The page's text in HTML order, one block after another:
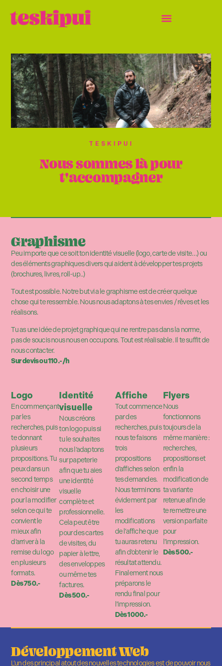
TESKIPUI
Nous sommes là pour
t'accompagner
Graphisme
Peu importe que ce soit ton identité visuelle (logo, carte de visite…) ou
des éléments graphiques divers qui aident à développer tes projets
(brochures, livres, roll-up..)
Tout est possible. Notre but via le graphisme est de créer quelque
chose qui te ressemble. Nous nous adaptons à tes envies / rêves et les
réalisons.
Tu as une idée de projet graphique qui ne rentre pas dans la norme,
pas de soucis nous nous en occupons. Tout est réalisable. Il te suffit de
nous contacter.
Sur devis ou 110.- /h
Logo
En commençant
par les
recherches, puis
te donnant
plusieurs
propositions. Tu
peux dans un
second temps
en choisir une
pour la modifier
selon ce qui te
convient le
mieux afin
d’arriver à la
remise du logo
en plusieurs
formats.
Dès 750.-
Identité
visuelle
Nous créons
ton logo puis si
tu le souhaites
nous l’adaptons
sur papeterie
afin que tu aies
une identité
visuelle
complète et
professionnelle.
Cela peut être
pour des cartes
de visites, du
papier à lettre,
des enveloppes
ou même tes
factures.
Dès500.-
Affiche
Tout commence
par des
recherches, puis
nous te faisons
trois
propositions
d’affiches selon
tes demandes.
Nous terminons
évidement par
les
modifications
de l’affiche que
tu auras retenu
afin d’obtenir le
résultat attendu.
Finalement nous
préparons le
rendu final pour
l’impression.
Dès 1000.-
Flyers
Nous
fonctionnons
toujours de la
même manière :
recherches,
propositions et
enfin la
modification de
ta variante
retenue afin de
te remettre une
version parfaite
pour
l’impression.
Dès500.-
Développement Web
L’un des principal atout des nouvelles technologies est de pouvoir nous